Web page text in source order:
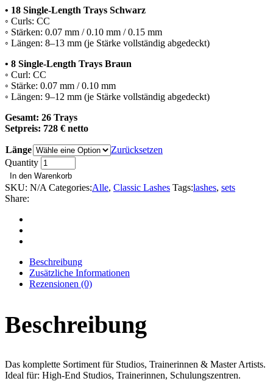
• 18 Single-Length Trays Schwarz
◦ Curls: CC
◦ Stärken: 0.07 mm / 0.10 mm / 0.15 mm
◦ Längen: 8–13 mm (je Stärke vollständig abgedeckt)
• 8 Single-Length Trays Braun
◦ Curl: CC
◦ Stärke: 0.07 mm / 0.10 mm
◦ Längen: 9–12 mm (je Stärke vollständig abgedeckt)
Gesamt: 26 Trays
Setpreis: 728 € netto
Länge
Zurücksetzen
PRESTIGE
SET
quantity
Quantity
In den Warenkorb
SKU: N/A Categories:Alle, Classic Lashes Tags:lashes, sets
Share:
Beschreibung
Zusätzliche Informationen
Rezensionen (0)
Beschreibung
Das komplette Sortiment für Studios, Trainerinnen & Master Artists.
Ideal für: High-End Studios, Trainerinnen, Schulungszentren.